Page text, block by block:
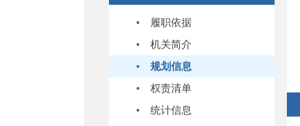
履职依据
机关简介
规划信息
权责清单
统计信息